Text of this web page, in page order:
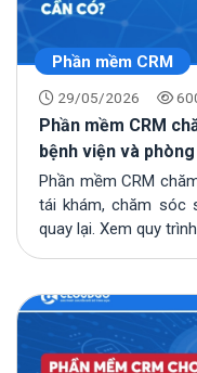
Phần mềm CRM
29/05/2026
Phần mềm CRM
bệnh viện và
Phần mềm CRM
tái khám, chăm sóc
quay lại. Xem quy